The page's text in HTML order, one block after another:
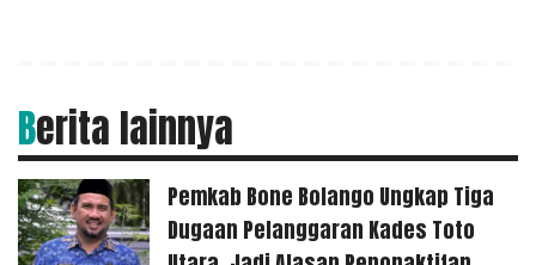
Berita lainnya
Pemkab Bone Bolango Ungkap Tiga
Dugaan Pelanggaran Kades Toto